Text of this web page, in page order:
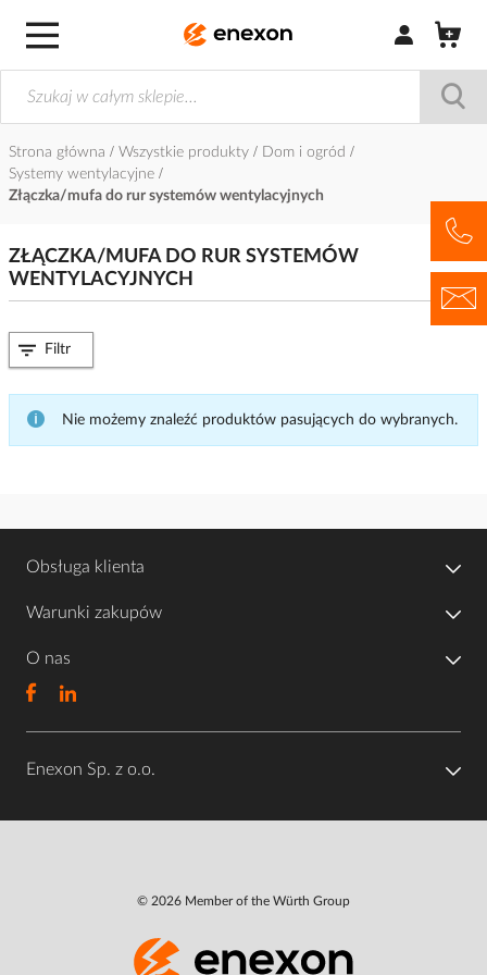
Zaloguj się /
Strona główna Wszystkie produkty
Dom i ogród
Systemy wentylacyjne
Złączka/mufa do rur systemów wentylacyjnych
ZŁĄCZKA/MUFA DO RUR SYSTEMÓW
WENTYLACYJNYCH
Nie możemy znaleźć produktów pasujących do wybranych.
Filtr
Obsługa klienta
Warunki zakupów
O nas
Enexon Sp. z o.o.
© 2026 Member of the Würth Group